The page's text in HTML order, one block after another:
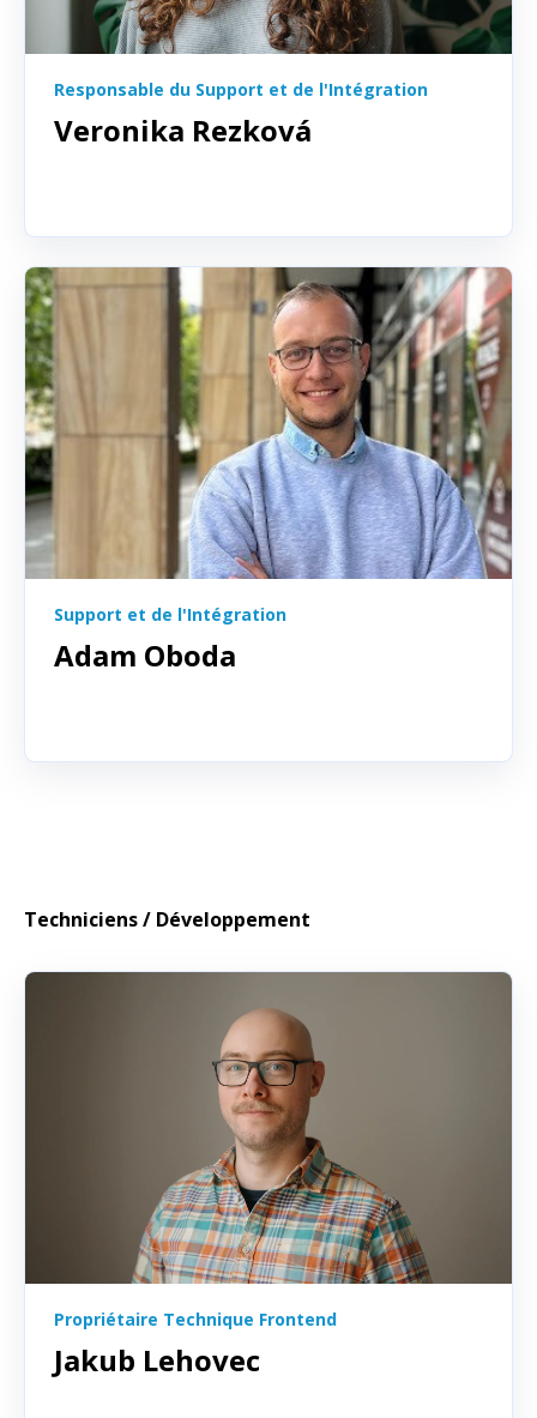
Responsable du Support et de l'Intégration
Veronika Rezková
Support et de l'Intégration
Adam Oboda
Techniciens / Développement
Propriétaire Technique Frontend
Jakub Lehovec